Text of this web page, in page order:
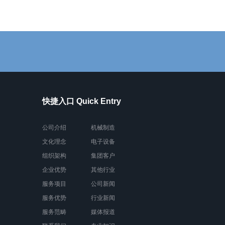
快捷入口 Quick Entry
公司介绍
文化理念
组织架构
企业优势
服务项目
服务优势
服务范畴
机械制造
电子设备
集团客户
其他行业
公司新闻
行业新闻
媒体报道